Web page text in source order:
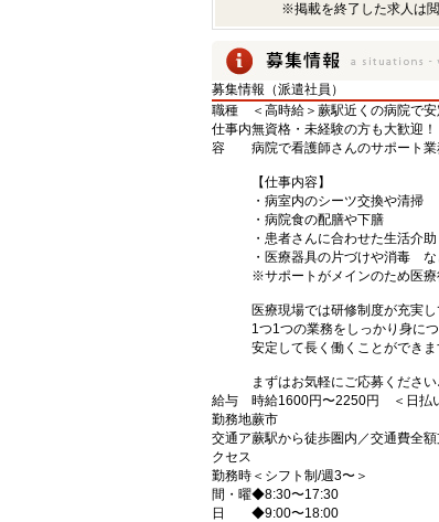
※掲載を終了した求人は
募集情報（派遣社員）
職種
＜高時給＞蕨駅近くの病院で
仕事内
容
無資格・未経験の方も大歓迎！
病院で看護師さんのサポート業
【仕事内容】
・病室内のシーツ交換や清掃
・病院食の配膳や下膳
・患者さんに合わせた生活介助
・医療器具の片づけや消毒 な
※サポートがメインのため医療
医療現場では研修制度が充実
1つ1つの業務をしっかり身につ
安定して長く働くことができ
まずはお気軽にご応募ください
給与
時給1600円〜2250円 ＜日払
勤務地蕨市
交通ア
クセス
蕨駅から徒歩圏内／交通費全
勤務時
間・曜
日
＜シフト制/週3〜＞
◆8:30〜17:30
◆9:00〜18:00